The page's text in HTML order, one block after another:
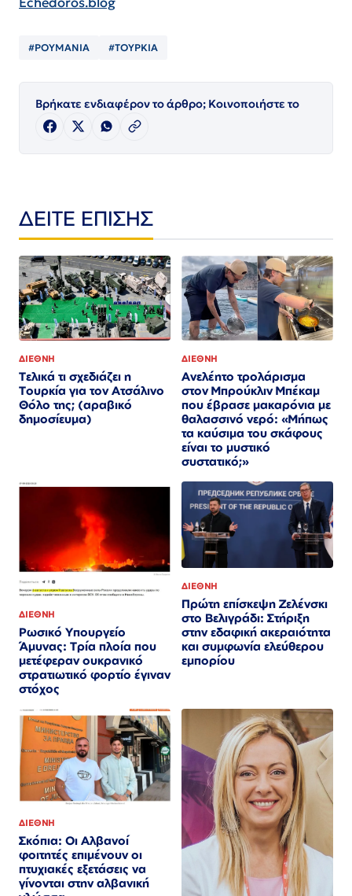
#ΡΟΥΜΑΝΙΑ #ΤΟΥΡΚΙΑ
Βρήκατε ενδιαφέρον το άρθρο; Κοινοποιήστε το
ΔΕΙΤΕ ΕΠΙΣΗΣ
ΔΙΕΘΝΗ
Τελικά τι σχεδιάζει η
Τουρκία για τον Ατσάλινο
Θόλο της; (αραβικό
δημοσίευμα)
ΔΙΕΘΝΗ
Ανελέητο τρολάρισμα
στον Μπρούκλιν Μπέκαμ
που έβρασε μακαρόνια με
θαλασσινό νερό: «Μήπως
τα καύσιμα του σκάφους
είναι το μυστικό
συστατικό;»
ΔΙΕΘΝΗ
Ρωσικό Υπουργείο
Άμυνας: Τρία πλοία που
μετέφεραν ουκρανικό
στρατιωτικό φορτίο έγιναν
στόχος
ΔΙΕΘΝΗ
Πρώτη επίσκεψη Ζελένσκι
στο Βελιγράδι: Στήριξη
στην εδαφική ακεραιότητα
και συμφωνία ελεύθερου
εμπορίου
ΔΙΕΘΝΗ
Σκόπια: Οι Αλβανοί
φοιτητές επιμένουν οι
πτυχιακές εξετάσεις να
γίνονται στην αλβανική